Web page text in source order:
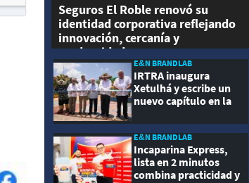
Seguros El Roble renovó su
identidad corporativa reflejando
innovación, cercanía y
modernidad
E&N BRANDLAB
IRTRA inaugura
Xetulhá y escribe un
nuevo capítulo en la
recreación de
Guatemala
E&N BRANDLAB
Incaparina Express,
lista en 2 minutos
combina practicidad y